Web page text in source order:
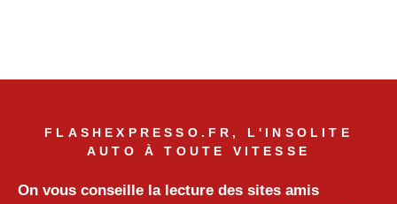
FLASHEXPRESSO.FR, L'INSOLITE
AUTO À TOUTE VITESSE
On vous conseille la lecture des sites amis